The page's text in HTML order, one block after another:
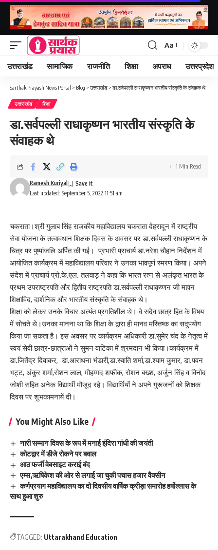
Font
Resizer
Aa
उत्तराखंड सामाजिक राजनीति शिक्षा अपराध उत्तरप्रदेश
Sarthak Prayash News Portal > Blog > उत्तराखंड > डा.सर्वपल्ली राधाकृष्णन भारतीय संस्कृति के संवाहक थे
उत्तराखंड शिक्षा
डा.सर्वपल्ली राधाकृष्णन भारतीय संस्कृति के
संवाहक थे
Last updated: September 5, 2022 11:51 am
Ramesh Kuriyal
1 Min Read
चकराता।श्री गुलाब सिंह राजकीय महाविद्यालय चकराता देहरादून में राष्ट्रीय
सेवा योजना के तत्वावधान शिक्षक दिवस के अवसर पर डा.सर्वपल्ली राधाकृष्णन के
चित्र पर पुष्पांजलि अर्पित की गई। प्रभारी प्राचार्य डा.नरेश चौहान निर्देशन में
आयोजित कार्यक्रम में महाविद्यालय परिवार ने उनका भावपूर्ण स्मरण किया। अपने
संदेश में प्राचार्य प्रो.के.एल. तलवाड़ ने कहा कि भारत रत्न से अलंकृत भारत के
प्रथम उपराष्ट्रपति और द्वितीय राष्ट्रपति डा.सर्वपल्ली राधाकृष्णन जी महान
शिक्षाविद, दार्शनिक और भारतीय संस्कृति के संवाहक थे।
शिक्षा को लेकर उनके विचार अत्यंत प्रगतिशील थे। वे सदैव छात्र हित के विषय
में सोचते थे।उनका मानना था कि शिक्षा के द्वारा ही मानव मस्तिष्क का सदुपयोग
किया जा सकता है। इस अवसर पर कार्यक्रम अधिकारी डा.सुमेर चंद के नेतृत्व में
स्वयं सेवी छात्र-छात्राओं ने सुमन वाटिका में श्रमदान भी किया।कार्यक्रम में
डा.जितेंद्र दिवाकर, डा.आराधना भंडारी,डा.स्वाति शर्मा,डा.श्याम कुमार, डा.पवन
भट्ट, अंकुर शर्मा,रोशन लाल, मौहम्मद शफीक, रोशन बख्श, अर्जुन सिंह व विनोद
जोशी सहित अनेक विद्यार्थी मौजूद रहे। विद्यार्थियों ने अपने गुरूजनों को शिक्षक
दिवस पर शुभकामनायें दी।
You Might Also Like
नारी सम्मान दिवस के रूप में मनाई इंदिरा गांधी की जयंती
कोटद्वार में डीजे रोकने पर बवाल
आठ फर्जी वेबसाइट कराई बंद
एम्स,ऋषिकेश की ओर से लगाई जा चुकी पचास हजार वैक्सीन
कर्णप्रयाग महाविद्यालय का दो दिवसीय वार्षिक क्रीड़ा समारोह हर्षोल्लास के
साथ हुआ शुरु
TAGGED: Uttarakhand Education